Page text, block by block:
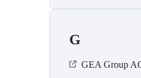
G
GEA Group